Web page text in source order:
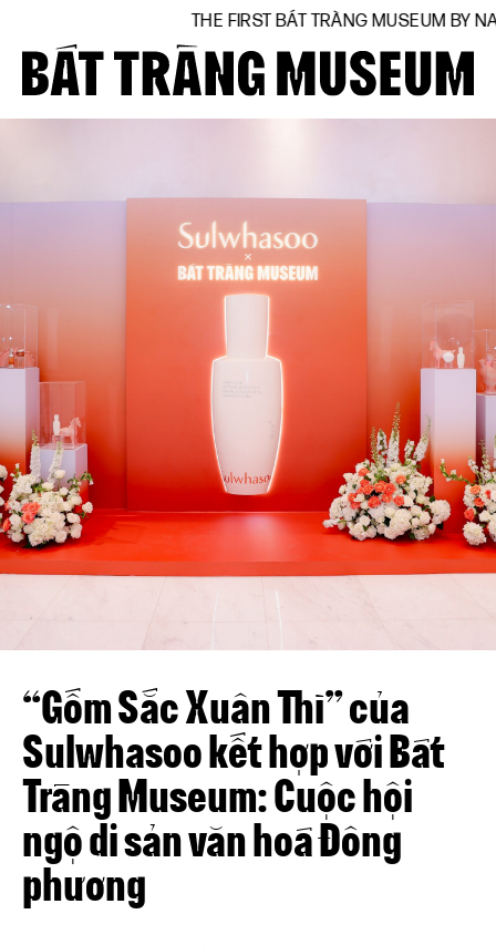
THE FIRST BÁT TRÀNG MUSEUM BY NATIONAL ARTIST VŨ
Close
Trang chủ
Hiện vật
BTMA
Tham quan
Journal
Tài trợ
Liên hệ
VN EN
“Gốm Sắc Xuân Thì” của
Sulwhasoo kết hợp với Bát
Tràng Museum: Cuộc hội
ngộ di sản văn hoá Đông
phương